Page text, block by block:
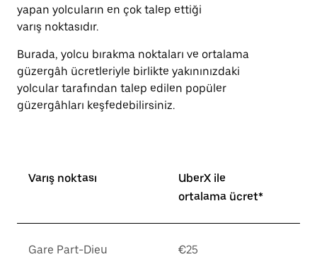
yapan yolcuların en çok talep ettiği
varış noktasıdır.
Burada, yolcu bırakma noktaları ve ortalama
güzergâh ücretleriyle birlikte yakınınızdaki
yolcular tarafından talep edilen popüler
güzergâhları keşfedebilirsiniz.
Varış noktası
UberX ile
ortalama ücret*
Gare Part-Dieu €25